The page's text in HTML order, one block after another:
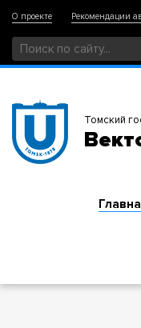
О проекте Рекомендации
Томский